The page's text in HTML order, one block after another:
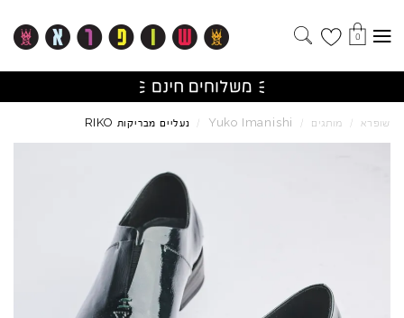
0
שופרא / מותגים /
Yuko Imanishi
/ נעליים מבריקות RIKO